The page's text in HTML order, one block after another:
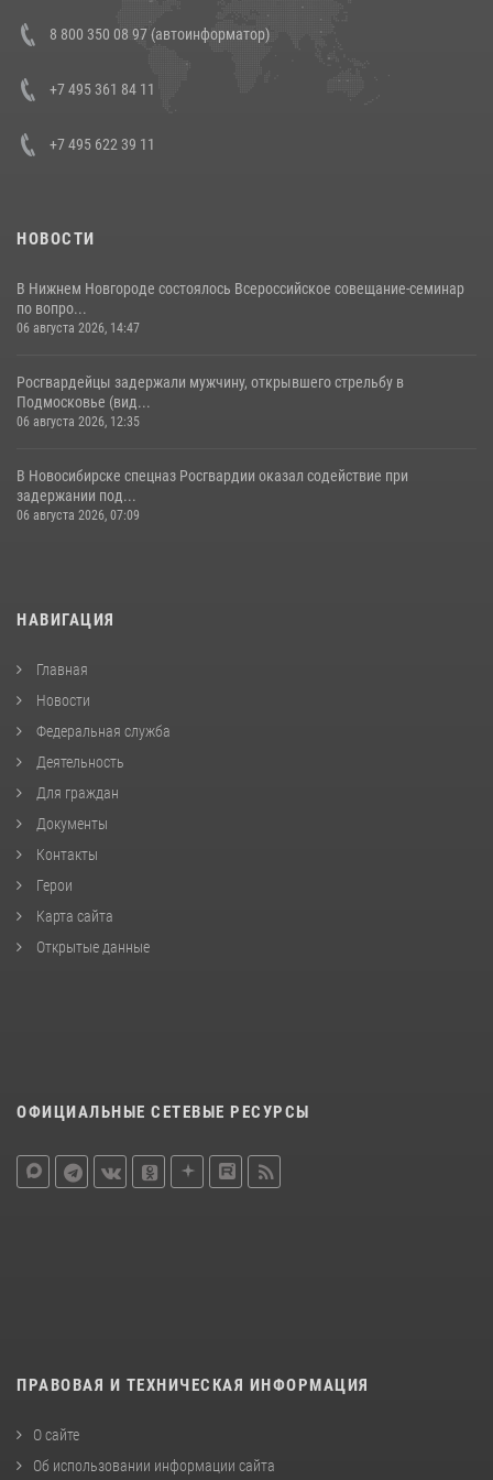
В Росгвардии прошла военно-научная конференция по обобщению
боевого опыта
8 800 350 08 97 (автоинформатор)
+7 495 361 84 11
+7 495 622 39 11
НОВОСТИ
В Нижнем Новгороде состоялось Всероссийское совещание-семинар
по вопро...
06 августа 2026, 14:47
Росгвардейцы задержали мужчину, открывшего стрельбу в
Подмосковье (вид...
06 августа 2026, 12:35
В Новосибирске спецназ Росгвардии оказал содействие при
задержании под...
06 августа 2026, 07:09
НАВИГАЦИЯ
Главная
Новости
Федеральная служба
Деятельность
Для граждан
Документы
Контакты
Герои
Карта сайта
Открытые данные
ОФИЦИАЛЬНЫЕ СЕТЕВЫЕ РЕСУРСЫ
ПРАВОВАЯ И ТЕХНИЧЕСКАЯ ИНФОРМАЦИЯ
О сайте
Об использовании информации сайта